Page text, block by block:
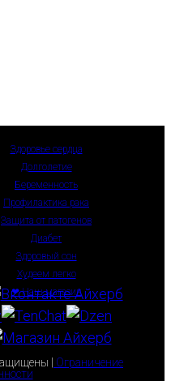
Здоровье сердца
Долголетие
Беременность
Профилактика рака
Защита от патогенов
Диабет
Здоровый сон
Худеем легко
❤ Наш магазин
| Ограничение